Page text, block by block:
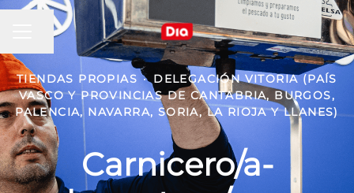
MENÚ DE EMPLEO
Compartir página
TIENDAS PROPIAS · DELEGACIÓN VITORIA (PAÍS
VASCO Y PROVINCIAS DE CANTABRIA, BURGOS,
PALENCIA, NAVARRA, SORIA, LA RIOJA Y LLANES)
Carnicero/a-